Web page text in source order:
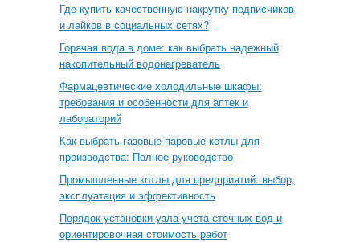
Где купить качественную накрутку подписчиков
и лайков в социальных сетях?
Горячая вода в доме: как выбрать надежный
накопительный водонагреватель
Фармацевтические холодильные шкафы:
требования и особенности для аптек и
лабораторий
Как выбрать газовые паровые котлы для
производства: Полное руководство
Промышленные котлы для предприятий: выбор,
эксплуатация и эффективность
Порядок установки узла учета сточных вод и
ориентировочная стоимость работ